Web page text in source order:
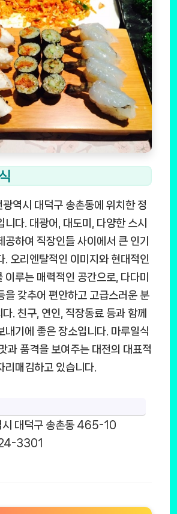
광역시 대덕구 송촌동에 위치한 정
니다. 대광어, 대도미, 다양한 스시
공하여 직장인들 사이에서 큰 인기
. 오리엔탈적인 이미지와 현대적인
이루는 매력적인 공간으로, 다다미
을 갖추어 편안하고 고급스러운 분
. 친구, 연인, 직장동료 등과 함께
내기에 좋은 장소입니다. 마루일식
과 품격을 보여주는 대전의 대표적
리매김하고 있습니다.
시 대덕구 송촌동 465-10
3301